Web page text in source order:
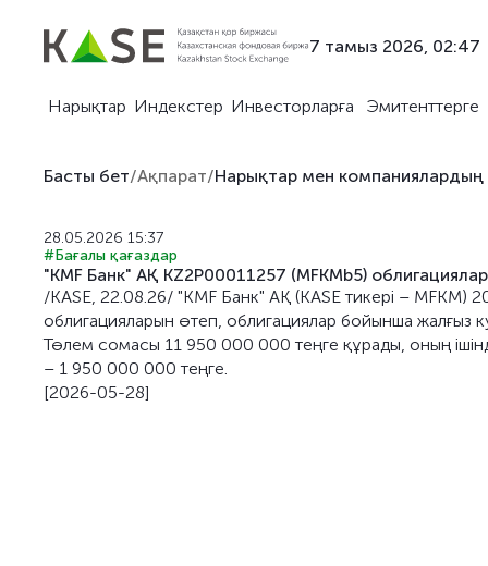
7 тамыз 2026, 02:47
Нарықтар Индекстер Инвесторларға Эмитенттерге
Басты бет/Ақпарат/Нарықтар мен
28.05.2026 15:37
#Бағалы қағаздар
"KMF Банк" АҚ KZ2P00011257 (MFKMb5)
/KASE, 22.08.26/ "KMF Банк" АҚ (KASE тикері –
облигацияларын өтеп, облигациялар бойынша жалғыз
Төлем сомасы 11 950 000 000 теңге құрады, оның
– 1 950 000 000 теңге.
[2026-05-28]